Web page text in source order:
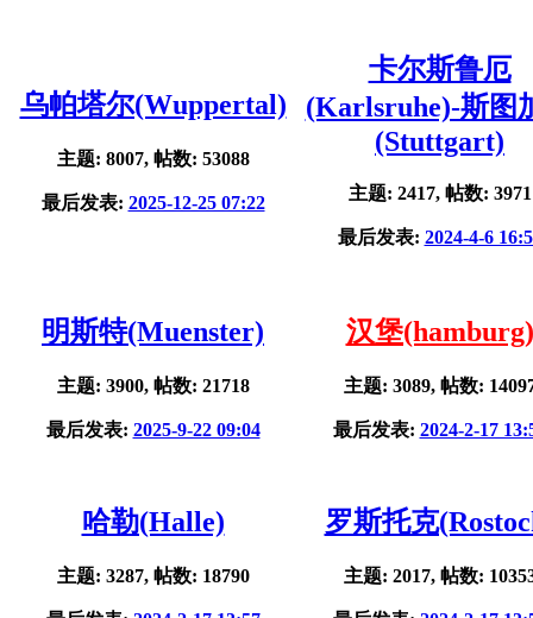
乌帕塔尔(Wuppertal)
主题: 8007, 帖数: 53088
最后发表: 2025-12-25 07:22
卡尔斯鲁厄
(Karlsruhe)-斯图
(Stuttgart)
主题: 2417, 帖数: 3971
最后发表: 2024-4-6
明斯特(Muenster)
主题: 3900, 帖数: 21718
最后发表: 2025-9-22 09:04
汉堡(hamburg)
主题: 3089, 帖数:
最后发表: 2024-2-17
哈勒(Halle)
主题: 3287, 帖数: 18790
罗斯托克
主题: 2017, 帖数: